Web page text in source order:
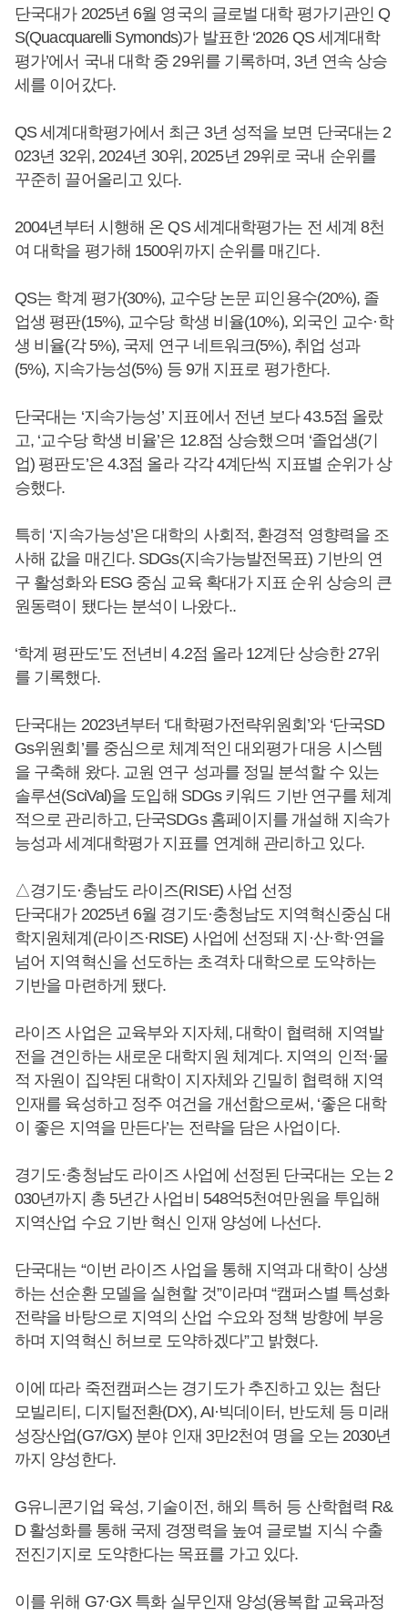
단국대가 2025년 6월 영국의 글로벌 대학 평가기관인 Q
S(Quacquarelli Symonds)가 발표한 ‘2026 QS 세계대학
평가’에서 국내 대학 중 29위를 기록하며, 3년 연속 상승
세를 이어갔다.
QS 세계대학평가에서 최근 3년 성적을 보면 단국대는 2
023년 32위, 2024년 30위, 2025년 29위로 국내 순위를
꾸준히 끌어올리고 있다.
2004년부터 시행해 온 QS 세계대학평가는 전 세계 8천
여 대학을 평가해 1500위까지 순위를 매긴다.
QS는 학계 평가(30%), 교수당 논문 피인용수(20%), 졸
업생 평판(15%), 교수당 학생 비율(10%), 외국인 교수·학
생 비율(각 5%), 국제 연구 네트워크(5%), 취업 성과
(5%), 지속가능성(5%) 등 9개 지표로 평가한다.
단국대는 ‘지속가능성’ 지표에서 전년 보다 43.5점 올랐
고, ‘교수당 학생 비율’은 12.8점 상승했으며 ‘졸업생(기
업) 평판도’은 4.3점 올라 각각 4계단씩 지표별 순위가 상
승했다.
특히 ‘지속가능성’은 대학의 사회적, 환경적 영향력을 조
사해 값을 매긴다. SDGs(지속가능발전목표) 기반의 연
구 활성화와 ESG 중심 교육 확대가 지표 순위 상승의 큰
원동력이 됐다는 분석이 나왔다..
‘학계 평판도’도 전년비 4.2점 올라 12계단 상승한 27위
를 기록했다.
단국대는 2023년부터 ‘대학평가전략위원회’와 ‘단국SD
Gs위원회’를 중심으로 체계적인 대외평가 대응 시스템
을 구축해 왔다. 교원 연구 성과를 정밀 분석할 수 있는
솔루션(SciVal)을 도입해 SDGs 키워드 기반 연구를 체계
적으로 관리하고, 단국SDGs 홈페이지를 개설해 지속가
능성과 세계대학평가 지표를 연계해 관리하고 있다.
△경기도·충남도 라이즈(RISE) 사업 선정
단국대가 2025년 6월 경기도·충청남도 지역혁신중심 대
학지원체계(라이즈·RISE) 사업에 선정돼 지·산·학·연을
넘어 지역혁신을 선도하는 초격차 대학으로 도약하는
기반을 마련하게 됐다.
라이즈 사업은 교육부와 지자체, 대학이 협력해 지역발
전을 견인하는 새로운 대학지원 체계다. 지역의 인적·물
적 자원이 집약된 대학이 지자체와 긴밀히 협력해 지역
인재를 육성하고 정주 여건을 개선함으로써, ‘좋은 대학
이 좋은 지역을 만든다’는 전략을 담은 사업이다.
경기도·충청남도 라이즈 사업에 선정된 단국대는 오는 2
030년까지 총 5년간 사업비 548억5천여만원을 투입해
지역산업 수요 기반 혁신 인재 양성에 나선다.
단국대는 “이번 라이즈 사업을 통해 지역과 대학이 상생
하는 선순환 모델을 실현할 것”이라며 “캠퍼스별 특성화
전략을 바탕으로 지역의 산업 수요와 정책 방향에 부응
하며 지역혁신 허브로 도약하겠다”고 밝혔다.
이에 따라 죽전캠퍼스는 경기도가 추진하고 있는 첨단
모빌리티, 디지털전환(DX), AI·빅데이터, 반도체 등 미래
성장산업(G7/GX) 분야 인재 3만2천여 명을 오는 2030년
까지 양성한다.
G유니콘기업 육성, 기술이전, 해외 특허 등 산학협력 R&
D 활성화를 통해 국제 경쟁력을 높여 글로벌 지식 수출
전진기지로 도약한다는 목표를 가고 있다.
이를 위해 G7·GX 특화 실무인재 양성(융복합 교육과정